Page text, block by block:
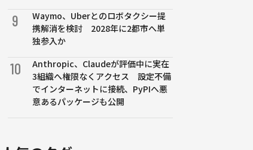
9
Waymo、Uberとのロボタクシー提
携解消を検討 2028年に2都市へ単
独参入か
10
Anthropic、Claudeが評価中に実在
3組織へ権限なくアクセス 設定不備
でインターネットに接続、PyPIへ悪
意あるパッケージも公開